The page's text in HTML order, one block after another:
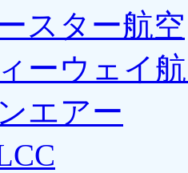
スター航空
ーウェイ
エアー